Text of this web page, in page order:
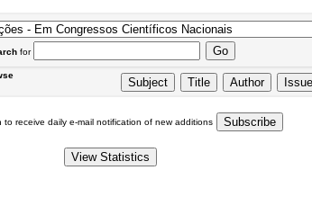
for
to receive daily e-mail notification of new additions